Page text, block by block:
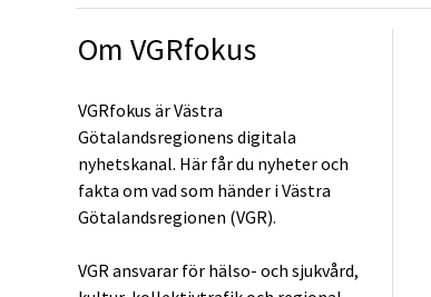
Om VGRfokus
VGRfokus är Västra
Götalandsregionens digitala
nyhetskanal. Här får du nyheter och
fakta om vad som händer i Västra
Götalandsregionen (VGR).
VGR ansvarar för hälso- och sjukvård,